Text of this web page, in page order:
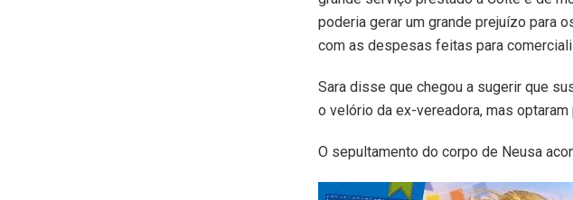
poderia gerar um grande prejuízo para
com as despesas feitas para
Sara disse que chegou a sugerir que
o velório da ex-vereadora, mas
O sepultamento do corpo de Neusa